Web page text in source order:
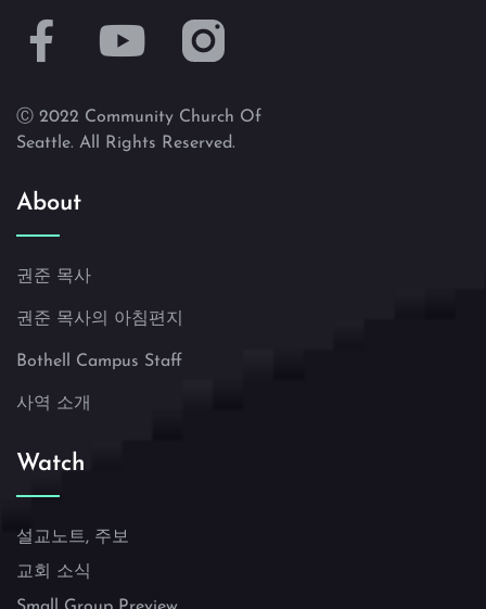
Ⓒ 2022 Community Church Of
Seattle. All Rights Reserved.
About
권준 목사
권준 목사의 아침편지
Bothell Campus Staff
사역 소개
Watch
설교노트, 주보
교회 소식